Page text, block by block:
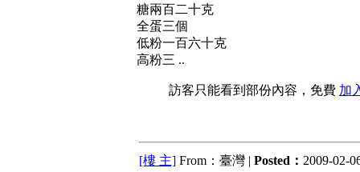
糖兩百二十克
全蛋三個
低粉一百六十克
高粉三 ..
訪客只能看到部份內容，免費 加
[樓 主] From：臺灣 | Posted： 2009-02-